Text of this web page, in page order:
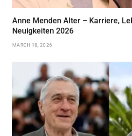
Anne Menden Alter – Karriere,
Neuigkeiten 2026
MARCH 18, 2026